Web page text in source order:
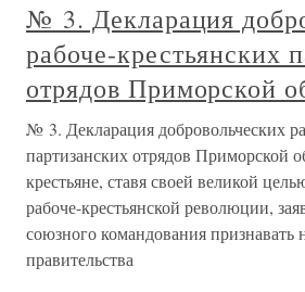
№ 3. Декларация
рабоче-крестьянских
отрядов Приморской
№ 3. Декларация добровольческих
партизанских отрядов Приморской
крестьяне, ставя своей великой
рабоче-крестьянской революции,
союзного командования признавать
правительства